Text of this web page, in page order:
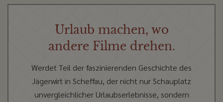
Urlaub machen, wo
andere Filme drehen.
Werdet Teil der faszinierenden Geschichte des
Jägerwirt in Scheffau, der nicht nur Schauplatz
unvergleichlicher Urlaubserlebnisse, sondern